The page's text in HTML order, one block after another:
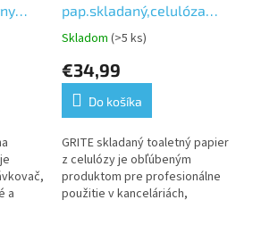
a
pap.skladaný,celulóza
2vrst.10 000ks balenie
Priemerné
produktu
5,0
5
hviezdičiek.
Skladom (>5 ks)
€34,99
Do košíka
GRITE skladaný toaletný papier
z celulózy je obľúbeným
produktom pre profesionálne
použitie v kanceláriách,